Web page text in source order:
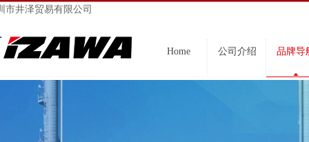
市井泽贸易有限公司
Home 公司介绍 品牌导